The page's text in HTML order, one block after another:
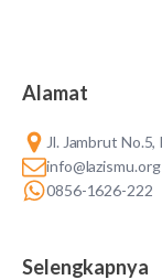
Alamat
Jl. Jambrut
info@lazismu.org
0856-1626-222
Selengkapnya